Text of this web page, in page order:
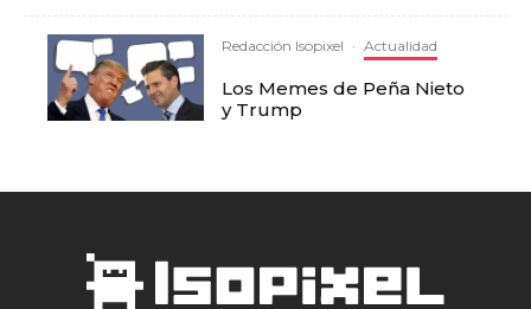
Redacción Isopixel · Actualidad
Los Memes de Peña Nieto
y Trump